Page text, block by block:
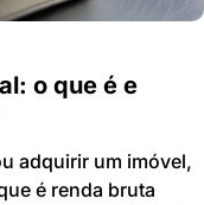
o que é e
adquirir um imóvel,
é renda bruta